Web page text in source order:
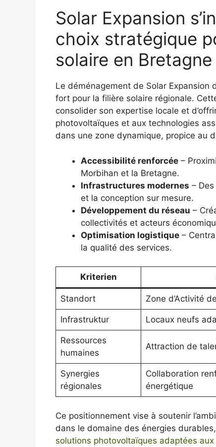
Solar Expansion
choix stratégique
solaire en Bretagne
Le déménagement de Solar Expansion
fort pour la filière solaire régionale.
consolider son expertise locale et
photovoltaïques et aux technologies
dans une zone dynamique, propice au
Accessibilité renforcée –
Morbihan et la Bretagne.
Infrastructures modernes –
et la conception sur mesure.
Développement du réseau –
collectivités et acteurs
Optimisation logistique –
la qualité des services.
Kriterien
Standort Zone d’Activité
Infrastruktur Locaux neufs
Ressources
humaines
Attraction de
Synergies
régionales
Collaboration
énergétique
Ce positionnement vise à soutenir
dans le domaine des énergies
solutions photovoltaïques adaptées